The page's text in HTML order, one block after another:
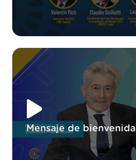
Mensaje de bienvenida